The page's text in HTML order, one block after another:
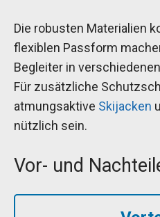
Die robusten Materialien
flexiblen Passform
Begleiter in
Für zusätzliche
atmungsaktive Skijacken
nützlich sein.
Vor- und